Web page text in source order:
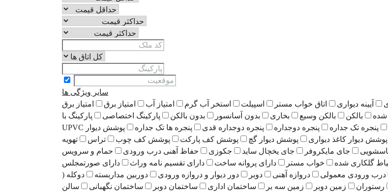
سایر ویژگی ها
آیینه دیواری اتاق خواب مستر اسپیلت استخر آب گرم امتیاز آب امتیاز برق
امتیاز برق
شده بالکن بالکن وسیع بخاری بدون آسانسور بدون بالکن پارکینگ اختصاصی
پارکینگ با
پنجره تک جداره پنجره دوجداره پنجره دوجداره قدی پنجره ها تک جداره
پوشش دیوار UPVC
پوشش دیوار کاغذ دیواری پوشش دیوار گچ پوشش کف پارکت پوشش کف چوب تراس
تهویه
جای مایکروفر جای یخچال ساید جکوزی حفاظ آهنی درب ورودی
حمام و سرویس
گلکاری شده خواب مستر دارای پروانه ساخت دارای تقسیم نامه وراث
دارای صورتمجلس
درب ورودی معمولی دروازه آهنی دوبر دور دیوار و دروازه ورودی دوربین مداربسته
دوکله (
رستوران زمین دوبر زمین سه بر ساختمان اداری ساختمان دوبر ساختمان نگهبانی
سالن